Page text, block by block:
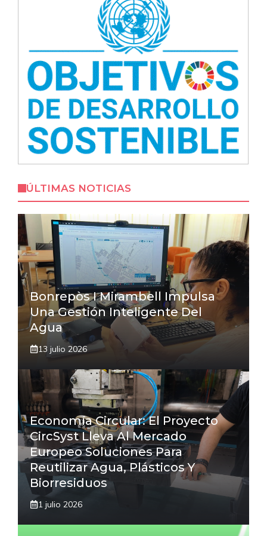
ÚLTIMAS NOTICIAS
Bonrepòs I Mirambell Impulsa
Una Gestión Inteligente Del
Agua
13 julio 2026
Economía Circular: El Proyecto
CircSyst Lleva Al Mercado
Europeo Soluciones Para
Reutilizar Agua, Plásticos Y
Biorresiduos
1 julio 2026